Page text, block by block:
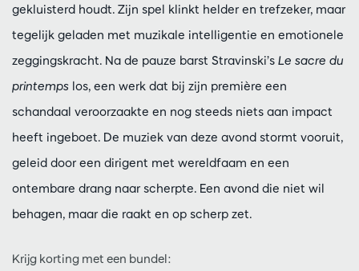
gekluisterd houdt. Zijn spel klinkt helder en trefzeker, maar
tegelijk geladen met muzikale intelligentie en emotionele
zeggingskracht. Na de pauze barst Stravinski’s Le sacre du
printemps los, een werk dat bij zijn première een
schandaal veroorzaakte en nog steeds niets aan impact
heeft ingeboet. De muziek van deze avond stormt vooruit,
geleid door een dirigent met wereldfaam en een
ontembare drang naar scherpte. Een avond die niet wil
behagen, maar die raakt en op scherp zet.
Krijg korting met een bundel: